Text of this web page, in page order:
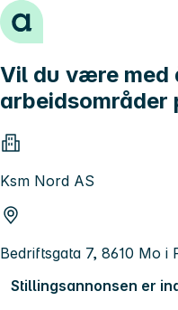
Hopp til innhold
Vil du være med
arbeidsområder
Ksm Nord AS
Bedriftsgata 7, 8610 Mo i
Stillingsannonsen er